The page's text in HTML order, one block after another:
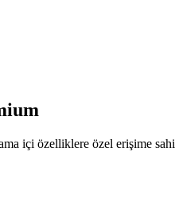
içi özelliklere özel erişime